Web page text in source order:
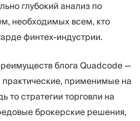
глубокий анализ по
необходимых всем, кто
финтех-индустрии.
блога Quadcode —
практические, применимые на
то стратегии торговли на
брокерские решения,